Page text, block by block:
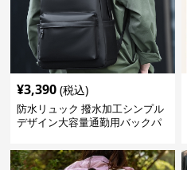
¥3,390 (税込)
防水リュック 撥水加工シンプル
デザイン大容量通勤用バックパ